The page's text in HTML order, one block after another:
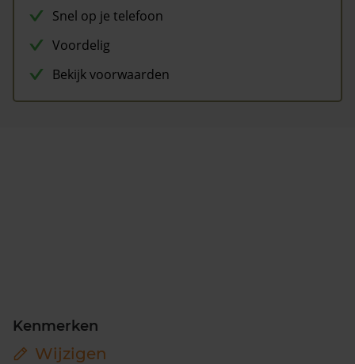
Snel op je telefoon
Voordelig
Bekijk voorwaarden
Kenmerken
Wijzigen